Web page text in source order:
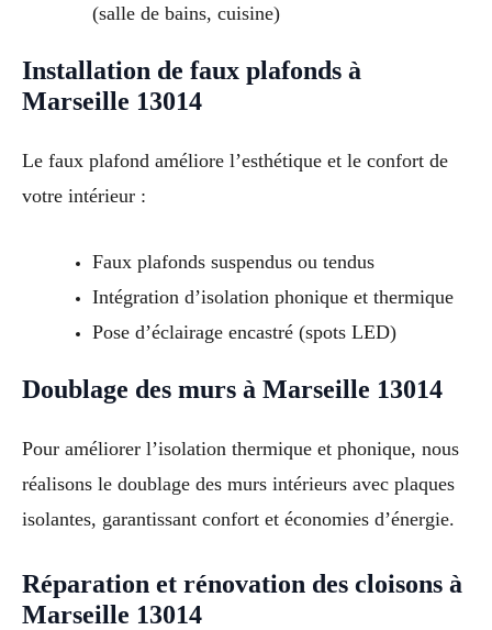
(salle de bains, cuisine)
Installation de faux plafonds à
Marseille 13014
Le faux plafond améliore l’esthétique et le confort de
votre intérieur :
Faux plafonds suspendus ou tendus
Intégration d’isolation phonique et thermique
Pose d’éclairage encastré (spots LED)
Doublage des murs à Marseille 13014
Pour améliorer l’isolation thermique et phonique, nous
réalisons le doublage des murs intérieurs avec plaques
isolantes, garantissant confort et économies d’énergie.
Réparation et rénovation des cloisons à
Marseille 13014